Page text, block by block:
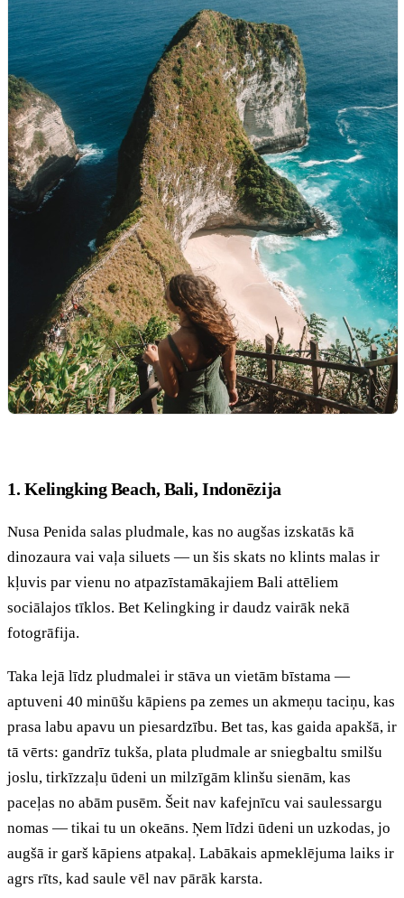
1. Kelingking Beach, Bali, Indonēzija
Nusa Penida salas pludmale, kas no augšas izskatās kā
dinozaura vai vaļa siluets — un šis skats no klints malas ir
kļuvis par vienu no atpazīstamākajiem Bali attēliem
sociālajos tīklos. Bet Kelingking ir daudz vairāk nekā
fotogrāfija.
Taka lejā līdz pludmalei ir stāva un vietām bīstama —
aptuveni 40 minūšu kāpiens pa zemes un akmeņu taciņu, kas
prasa labu apavu un piesardzību. Bet tas, kas gaida apakšā, ir
tā vērts: gandrīz tukša, plata pludmale ar sniegbaltu smilšu
joslu, tirkīzzaļu ūdeni un milzīgām klinšu sienām, kas
paceļas no abām pusēm. Šeit nav kafejnīcu vai saulessargu
nomas — tikai tu un okeāns. Ņem līdzi ūdeni un uzkodas, jo
augšā ir garš kāpiens atpakaļ. Labākais apmeklējuma laiks ir
agrs rīts, kad saule vēl nav pārāk karsta.